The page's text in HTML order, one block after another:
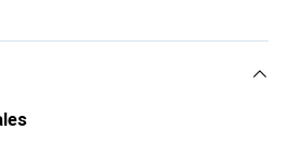
sûr pour une clientèle